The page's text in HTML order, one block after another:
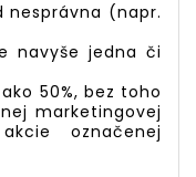
(napr.
navyše jedna či
50%, bez toho
marketingovej
označenej